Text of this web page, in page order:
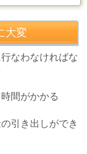
大変
なわなければな
間がかかる
引き出しができ